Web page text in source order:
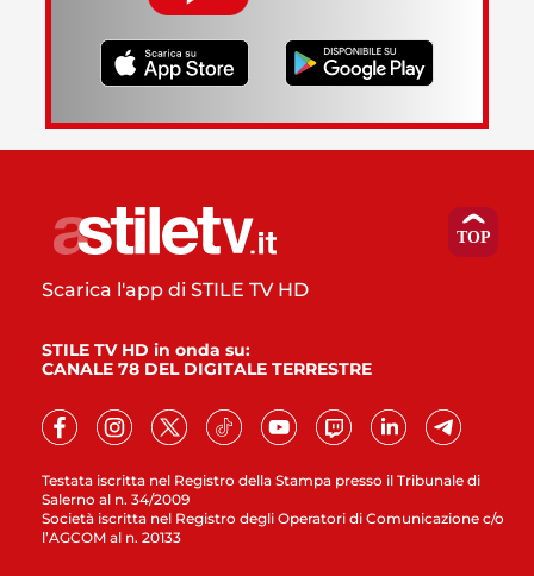
Testata iscritta nel Registro della Stampa presso il Tribunale di
Salerno al n. 34/2009
Società iscritta nel Registro degli Operatori di Comunicazione c/o
l’AGCOM al n. 20133
Scarica l'app di STILE TV HD
STILE TV HD in onda su:
CANALE 78 DEL DIGITALE TERRESTRE